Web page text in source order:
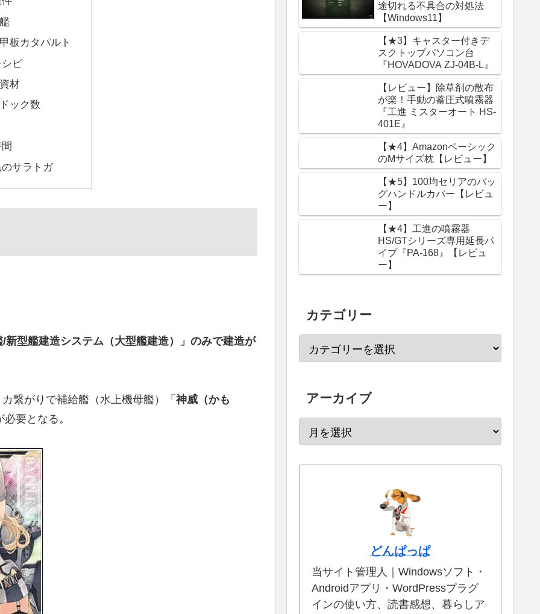
板カタパルト
ピ
材
ック数
サラトガ
/新型艦建造システム（大型艦建造）」のみで建造が
繋がりで補給艦（水上機母艦）「 神威（かも
必要となる。
途切れる不具合の対処法
【Windows11】
【★3】キャスター付きデ
スクトップパソコン台
『HOVADOVA ZJ-04B-L』
【レビュー】除草剤の散布
が楽！手動の蓄圧式噴霧器
『工進 ミスターオート HS-
401E』
【★4】Amazonベーシック
のMサイズ枕【レビュー】
【★5】100均セリアのバッ
グハンドルカバー【レビュ
ー】
【★4】工進の噴霧器
HS/GTシリーズ専用延長パ
イプ『PA-168』【レビュ
ー】
カテゴリー
アーカイブ
どんぱっぱ
当サイト管理人｜Windowsソフト・
Androidアプリ・WordPressプラグ
インの使い方、読書感想、暮らしア